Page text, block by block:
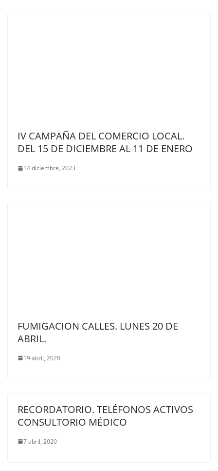
IV CAMPAÑA DEL COMERCIO LOCAL.
DEL 15 DE DICIEMBRE AL 11 DE ENERO
14 diciembre, 2023
FUMIGACION CALLES. LUNES 20 DE
ABRIL.
19 abril, 2020
RECORDATORIO. TELÉFONOS ACTIVOS
CONSULTORIO MÉDICO
7 abril, 2020